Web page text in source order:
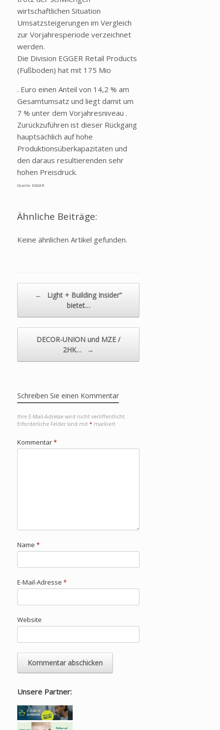
wirtschaftlichen Situation
Umsatzsteigerungen im Vergleich
zur Vorjahresperiode verzeichnet
werden.
Die Division EGGER Retail Products
(Fußboden) hat mit 175 Mio
. Euro einen Anteil von 14,2 % am
Gesamtumsatz und liegt damit um
7 % unter dem Vorjahresniveau .
Zurückzuführen ist dieser Rückgang
hauptsächlich auf hohe
Produktionsüberkapazitäten und
den daraus resultierenden sehr
hohen Preisdruck.
Quelle: EGGER
Ähnliche Beiträge:
Keine ähnlichen Artikel gefunden.
←
Light + Building Insider“
bietet…
DECOR-UNION und MZE /
2HK…
→
Schreiben Sie einen Kommentar
Ihre E-Mail-Adresse wird nicht veröffentlicht.
Erforderliche Felder sind mit * markiert
Kommentar*
Name *
E-Mail-Adresse *
Website
Unsere Partner: